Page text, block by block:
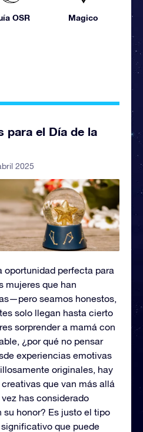
OSR Magico
para el Día de la
2025
oportunidad perfecta para
mujeres que han
seamos honestos,
solo llegan hasta cierto
sorprender a mamá con
¿por qué no pensar
experiencias emotivas
originales, hay
que van más allá
has considerado
su honor? Es justo el tipo
que puede